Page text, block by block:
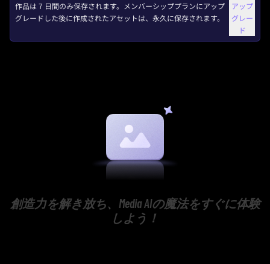
作品は 7 日間のみ保存されます。メンバーシッププランにアップ
グレードした後に作成されたアセットは、永久に保存されます。
アップ
グレー
ド
創造力を解き放ち、Media AIの魔法をすぐに体験
しよう！